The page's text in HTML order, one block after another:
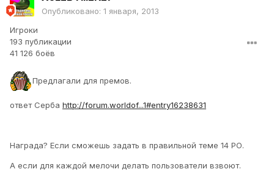
Опубликовано: 1 января, 2013
Игроки
193 публикации
41 126 боёв
Предлагали для премов.
ответ Серба http://forum.worldof...1#entry16238631
Награда? Если сможешь задать в правильной теме 14 РО.
А если для каждой мелочи делать пользователи взвоют.